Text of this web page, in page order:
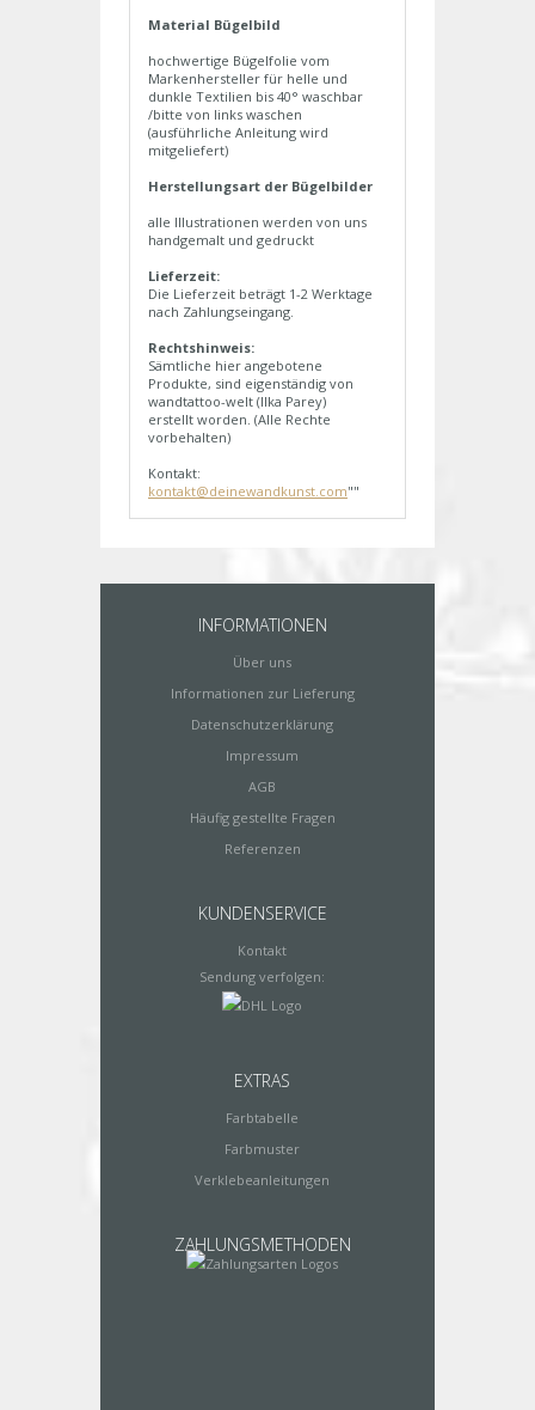
Material Bügelbild
hochwertige Bügelfolie vom
Markenhersteller für helle und
dunkle Textilien bis 40° waschbar
/bitte von links waschen
(ausführliche Anleitung wird
mitgeliefert)
Herstellungsart der Bügelbilder
alle Illustrationen werden von uns
handgemalt und gedruckt
Lieferzeit:
Die Lieferzeit beträgt 1-2 Werktage
nach Zahlungseingang.
Rechtshinweis:
Sämtliche hier angebotene
Produkte, sind eigenständig von
wandtattoo-welt (Ilka Parey)
erstellt worden. (Alle Rechte
vorbehalten)
Kontakt:
kontakt@deinewandkunst.com""
INFORMATIONEN
Über uns
Informationen zur Lieferung
Datenschutzerklärung
Impressum
AGB
Häufig gestellte Fragen
Referenzen
KUNDENSERVICE
Kontakt
Sendung verfolgen:
EXTRAS
Farbtabelle
Farbmuster
Verklebeanleitungen
ZAHLUNGSMETHODEN